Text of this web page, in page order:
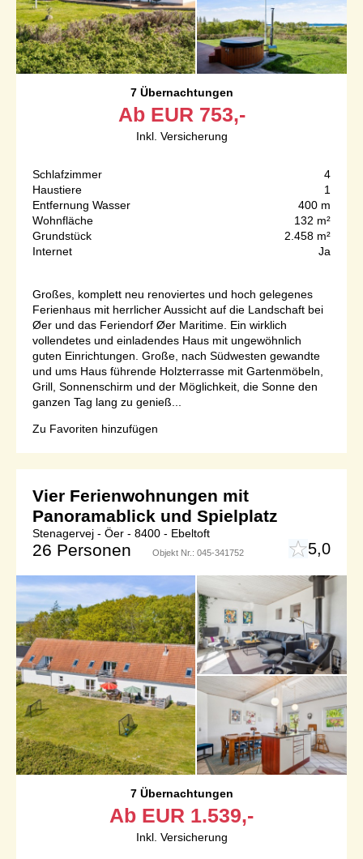
7 Übernachtungen
Ab EUR 753,-
Inkl. Versicherung
Schlafzimmer
4
Haustiere
1
Entfernung Wasser
400 m
Wohnfläche
132 m²
Grundstück
2.458 m²
Internet
Ja
Großes, komplett neu renoviertes und hoch gelegenes
Ferienhaus mit herrlicher Aussicht auf die Landschaft bei
Øer und das Feriendorf Øer Maritime. Ein wirklich
vollendetes und einladendes Haus mit ungewöhnlich
guten Einrichtungen. Große, nach Südwesten gewandte
und ums Haus führende Holzterrasse mit Gartenmöbeln,
Grill, Sonnenschirm und der Möglichkeit, die Sonne den
ganzen Tag lang zu genieß...
Zu Favoriten hinzufügen
Vier Ferienwohnungen mit
Panoramablick und Spielplatz
Stenagervej - Öer - 8400 - Ebeltoft
26 Personen Objekt Nr.: 045-341752 5,0
7 Übernachtungen
Ab EUR 1.539,-
Inkl. Versicherung